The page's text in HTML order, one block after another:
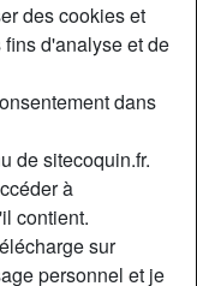
des cookies et
d'analyse et de
dans
de sitecoquin.fr.
à
contient.
sur
personnel et je